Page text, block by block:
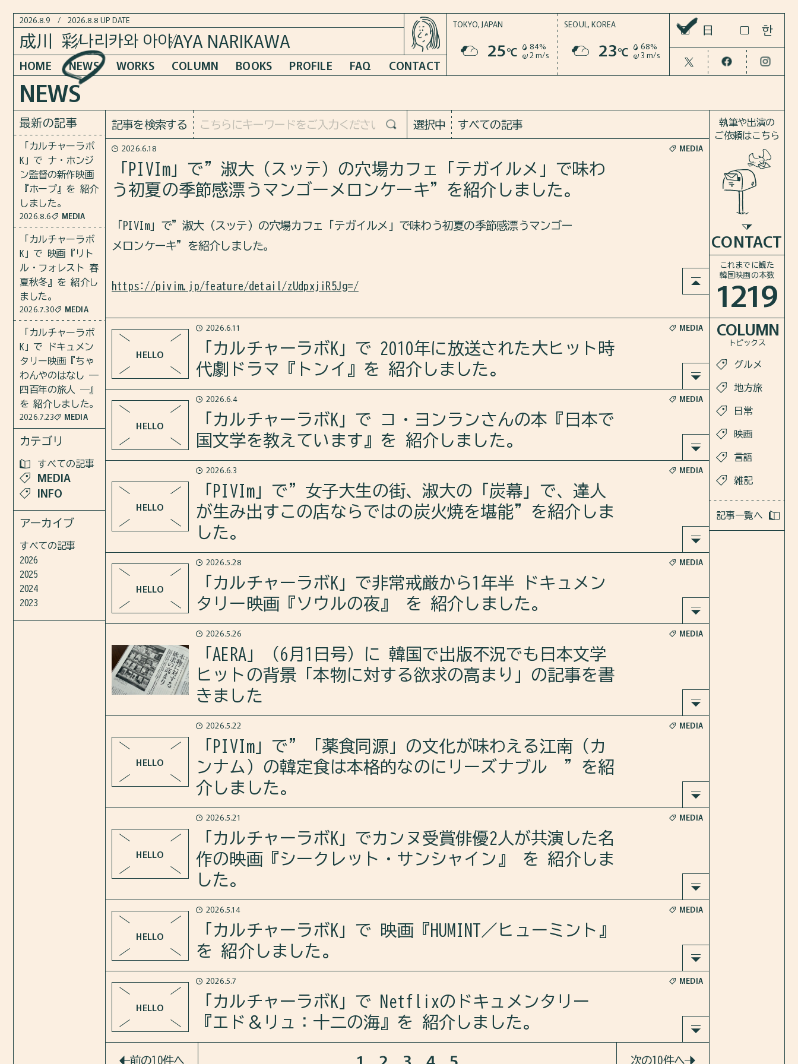
2026.8.9 / 2026.8.8 UP DATE
成川 彩나리카와 아야AYA NARIKAWA
HOME NEWS WORKS COLUMN BOOKS PROFILE FAQ CONTACT
TOKYO,JAPAN
25℃ 84%
2 m/s
SEOUL,KOREA
23℃ 68%
3 m/s
日 한
執筆や出演の
ご依頼はこちら
CONTACT
これまでに観た
韓国映画の本数
1219
COLUMN
トピックス
グルメ
地方旅
日常
映画
言語
雑記
記事一覧へ
最新の記事
「カルチャーラボ
K」で ナ・ホンジ
ン監督の新作映画
『ホープ』を 紹介
しました。
2026.8.6 MEDIA
「カルチャーラボ
K」で 映画『リト
ル・フォレスト 春
夏秋冬』を 紹介し
ました。
2026.7.30 MEDIA
「カルチャーラボ
K」で ドキュメン
タリー映画『ちゃ
わんやのはなし ―
四百年の旅人 ―』
を 紹介しました。
2026.7.23 MEDIA
カテゴリ
すべての記事
MEDIA
INFO
アーカイブ
すべての記事
2026
2025
2024
2023
NEWS
記事を検索する 選択中 すべての記事
2026.6.18 MEDIA
「PIVIm」で”淑大（スッテ）の穴場カフェ「テガイルメ」で味わ
う初夏の季節感漂うマンゴーメロンケーキ”を紹介しました。
「PIVIm」で”淑大（スッテ）の穴場カフェ「テガイルメ」で味わう初夏の季節感漂うマンゴー
メロンケーキ”を紹介しました。
https://pivim.jp/feature/detail/zUdpxjiR5Jg=/
HELLO
2026.6.11 MEDIA
「カルチャーラボK」で 2010年に放送された大ヒット時
代劇ドラマ『トンイ』を 紹介しました。
2026年6月11日のカルチャーラボKは、イ・ビョンフン監督の2010年に放送された大ヒット時代
劇ドラマ『トンイ』 を紹介しました。
さらに、トンイのモデルとなった淑嬪崔氏（スクピンチェシ）、朝鮮王朝第19代王・粛宗（ス
クチョン）、そして“悪女”として知られる張禧嬪（チャン・ヒビン）について語り合いまし
HELLO
2026.6.4 MEDIA
「カルチャーラボK」で コ・ヨンランさんの本『日本で
国文学を教えています』を 紹介しました。
2026年6月4日のカルチャーラボKは、1年だけが32年になった話 コ・ヨンランさんの本『日本で
国文学を教えています』 を紹介しました。
さらに、著者の32年の日本生活や、日本と韓国の大学、学生 ついても語り合いました。
https://open.spotify.com/episode/33agjR61ZpOXTeyOmd61cp?si=074616cc773a4780
HELLO
2026.6.3 MEDIA
「PIVIm」で”女子大生の街、淑大の「炭幕」で、達人
が生み出すこの店ならではの炭火焼を堪能”を紹介しま
した。
「PIVIm」で”女子大生の街、淑大の「炭幕」で、達人が生み出すこの店ならではの炭火焼を堪
能”を紹介しました。
https://pivim.jp/feature/detail/2WKoA3IJmr8=/
HELLO
2026.5.28 MEDIA
「カルチャーラボK」で非常戒厳から1年半 ドキュメン
タリー映画『ソウルの夜』 を 紹介しました。
2026年5月28日のカルチャーラボKは、ドキュメンタリー映画『ソウルの夜』を紹介しました。
さらに、非常戒厳とその後の韓国についても語り合いました。
https://open.spotify.com/episode/6NY7yPTumVS5pWmKqQpQAz?si=Rf62yHYLTKqVo9zSK_DXYw
2026.5.26 MEDIA
「AERA」（6月1日号）に 韓国で出版不況でも日本文学
ヒットの背景「本物に対する欲求の高まり」の記事を書
きました
【AERA掲載のお知らせ】
AERA(2026年6月1日号)にて、韓国で高まる日本文学ヒットの背景についての記事が掲載されま
韓国でベストセラーとなった鈴木結生さんの小説『ゲーテはすべてを言った』を中心に、日本
文学が韓国の若者たちに支持される理由や、「テキストヒップ」と呼ばれるトレンドについて
紹介しています。
HELLO
2026.5.22 MEDIA
「PIVIm」で”「薬食同源」の文化が味わえる江南（カ
ンナム）の韓定食は本格的なのにリーズナブル ”を紹
介しました。
「PIVIm」で”「薬食同源」の文化が味わえる江南（カンナム）の韓定食は本格的なのにリーズ
ナブル ”を紹介しました。
https://pivim.jp/feature/detail/dcxyuyQzL+M=/
HELLO
2026.5.21 MEDIA
「カルチャーラボK」でカンヌ受賞俳優2人が共演した名
作の映画『シークレット・サンシャイン』 を 紹介しま
した。
2026年5月21日のカルチャーラボKは、2007年に公開された、イ・チャンドン監督の映画『シー
クレット・サンシャイン』を紹介しました。
さらに、過去のカンヌ映画祭受賞作についても語り合いました。
https://open.spotify.com/episode/3gqaXHrvMvYEcvBiNfHuej?si=44cPkB__T5ygQoFfXpd-Mw
HELLO
2026.5.14 MEDIA
「カルチャーラボK」で 映画『HUMINT／ヒューミント』
を 紹介しました。
2026年5月14日のカルチャーラボKは、映画『HUMINT／ヒューミント』を紹介しました。
さらに、海外で劇場公開されない最近の映画についても語り合いました。
HELLO
2026.5.7 MEDIA
「カルチャーラボK」で Netflixのドキュメンタリー
『エド＆リュ：十二の海』を 紹介しました。
2026年5月7日のカルチャーラボKは、Netflixで配信中のドキュメンタリー『エド＆リュ：十二
前の10件へ 次の10件へ